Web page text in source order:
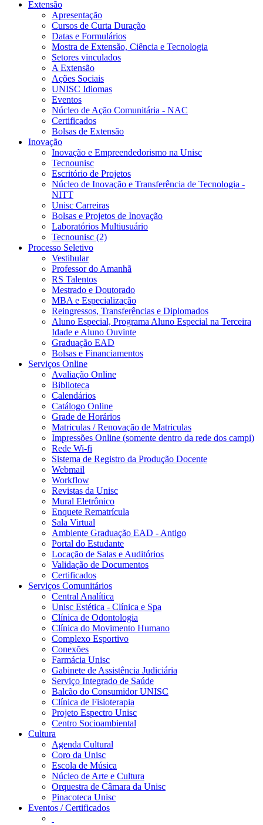
Extensão
Apresentação
Cursos de Curta Duração
Datas e Formulários
Mostra de Extensão, Ciência e Tecnologia
Setores vinculados
A Extensão
Ações Sociais
UNISC Idiomas
Eventos
Núcleo de Ação Comunitária - NAC
Certificados
Bolsas de Extensão
Inovação
Inovação e Empreendedorismo na Unisc
Tecnounisc
Escritório de Projetos
Núcleo de Inovação e Transferência de Tecnologia -
NITT
Unisc Carreiras
Bolsas e Projetos de Inovação
Laboratórios Multiusuário
Tecnounisc (2)
Processo Seletivo
Vestibular
Professor do Amanhã
RS Talentos
Mestrado e Doutorado
MBA e Especialização
Reingressos, Transferências e Diplomados
Aluno Especial, Programa Aluno Especial na Terceira
Idade e Aluno Ouvinte
Graduação EAD
Bolsas e Financiamentos
Serviços Online
Avaliação Online
Biblioteca
Calendários
Catálogo Online
Grade de Horários
Matriculas / Renovação de Matriculas
Impressões Online (somente dentro da rede dos campi)
Rede Wi-fi
Sistema de Registro da Produção Docente
Webmail
Workflow
Revistas da Unisc
Mural Eletrônico
Enquete Rematrícula
Sala Virtual
Ambiente Graduação EAD - Antigo
Portal do Estudante
Locação de Salas e Auditórios
Validação de Documentos
Certificados
Serviços Comunitários
Central Analítica
Unisc Estética - Clínica e Spa
Clínica de Odontologia
Clínica do Movimento Humano
Complexo Esportivo
Conexões
Farmácia Unisc
Gabinete de Assistência Judiciária
Serviço Integrado de Saúde
Balcão do Consumidor UNISC
Clínica de Fisioterapia
Projeto Espectro Unisc
Centro Socioambiental
Cultura
Agenda Cultural
Coro da Unisc
Escola de Música
Núcleo de Arte e Cultura
Orquestra de Câmara da Unisc
Pinacoteca Unisc
Eventos / Certificados